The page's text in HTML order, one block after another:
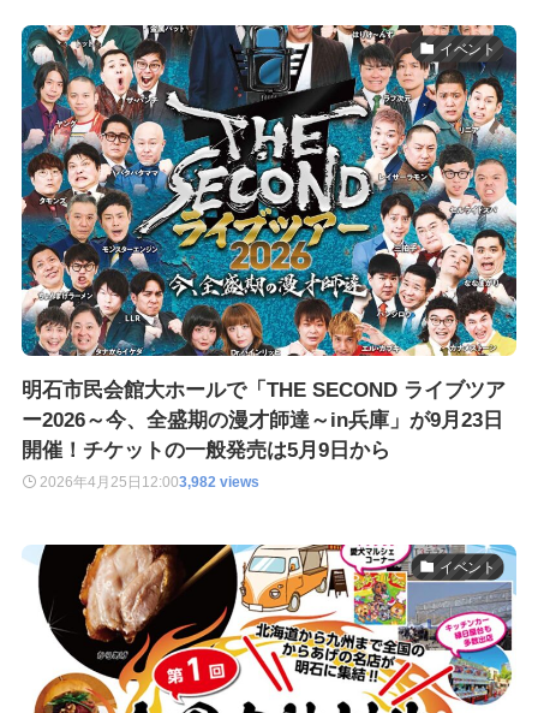
イベント
明石市民会館大ホールで「THE SECOND ライブツア
ー2026～今、全盛期の漫才師達～in兵庫」が9月23日
開催！チケットの一般発売は5月9日から
2026年4月25日 12:003,982 views
イベント